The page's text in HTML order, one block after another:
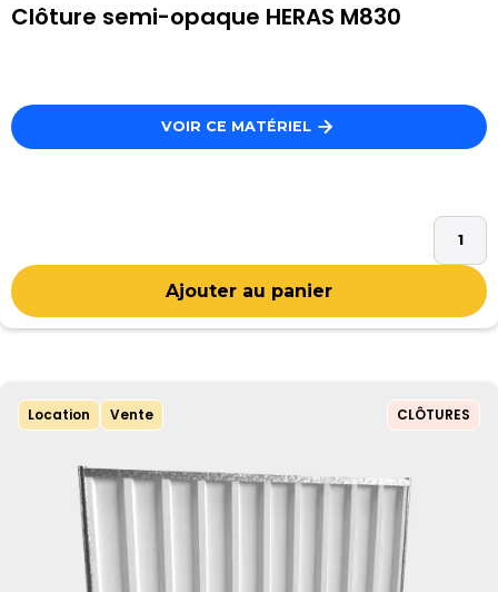
Clôture semi-opaque HERAS M830
VOIR CE MATÉRIEL
Location Vente CLÔTURES